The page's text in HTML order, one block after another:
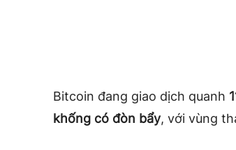
Bitcoin đang giao dịch quanh
khống có đòn bẩy, với vùng